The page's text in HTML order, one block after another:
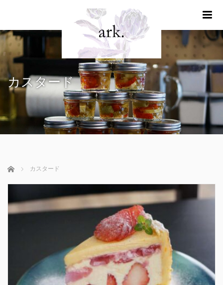
カスタード
ホーム カスタード